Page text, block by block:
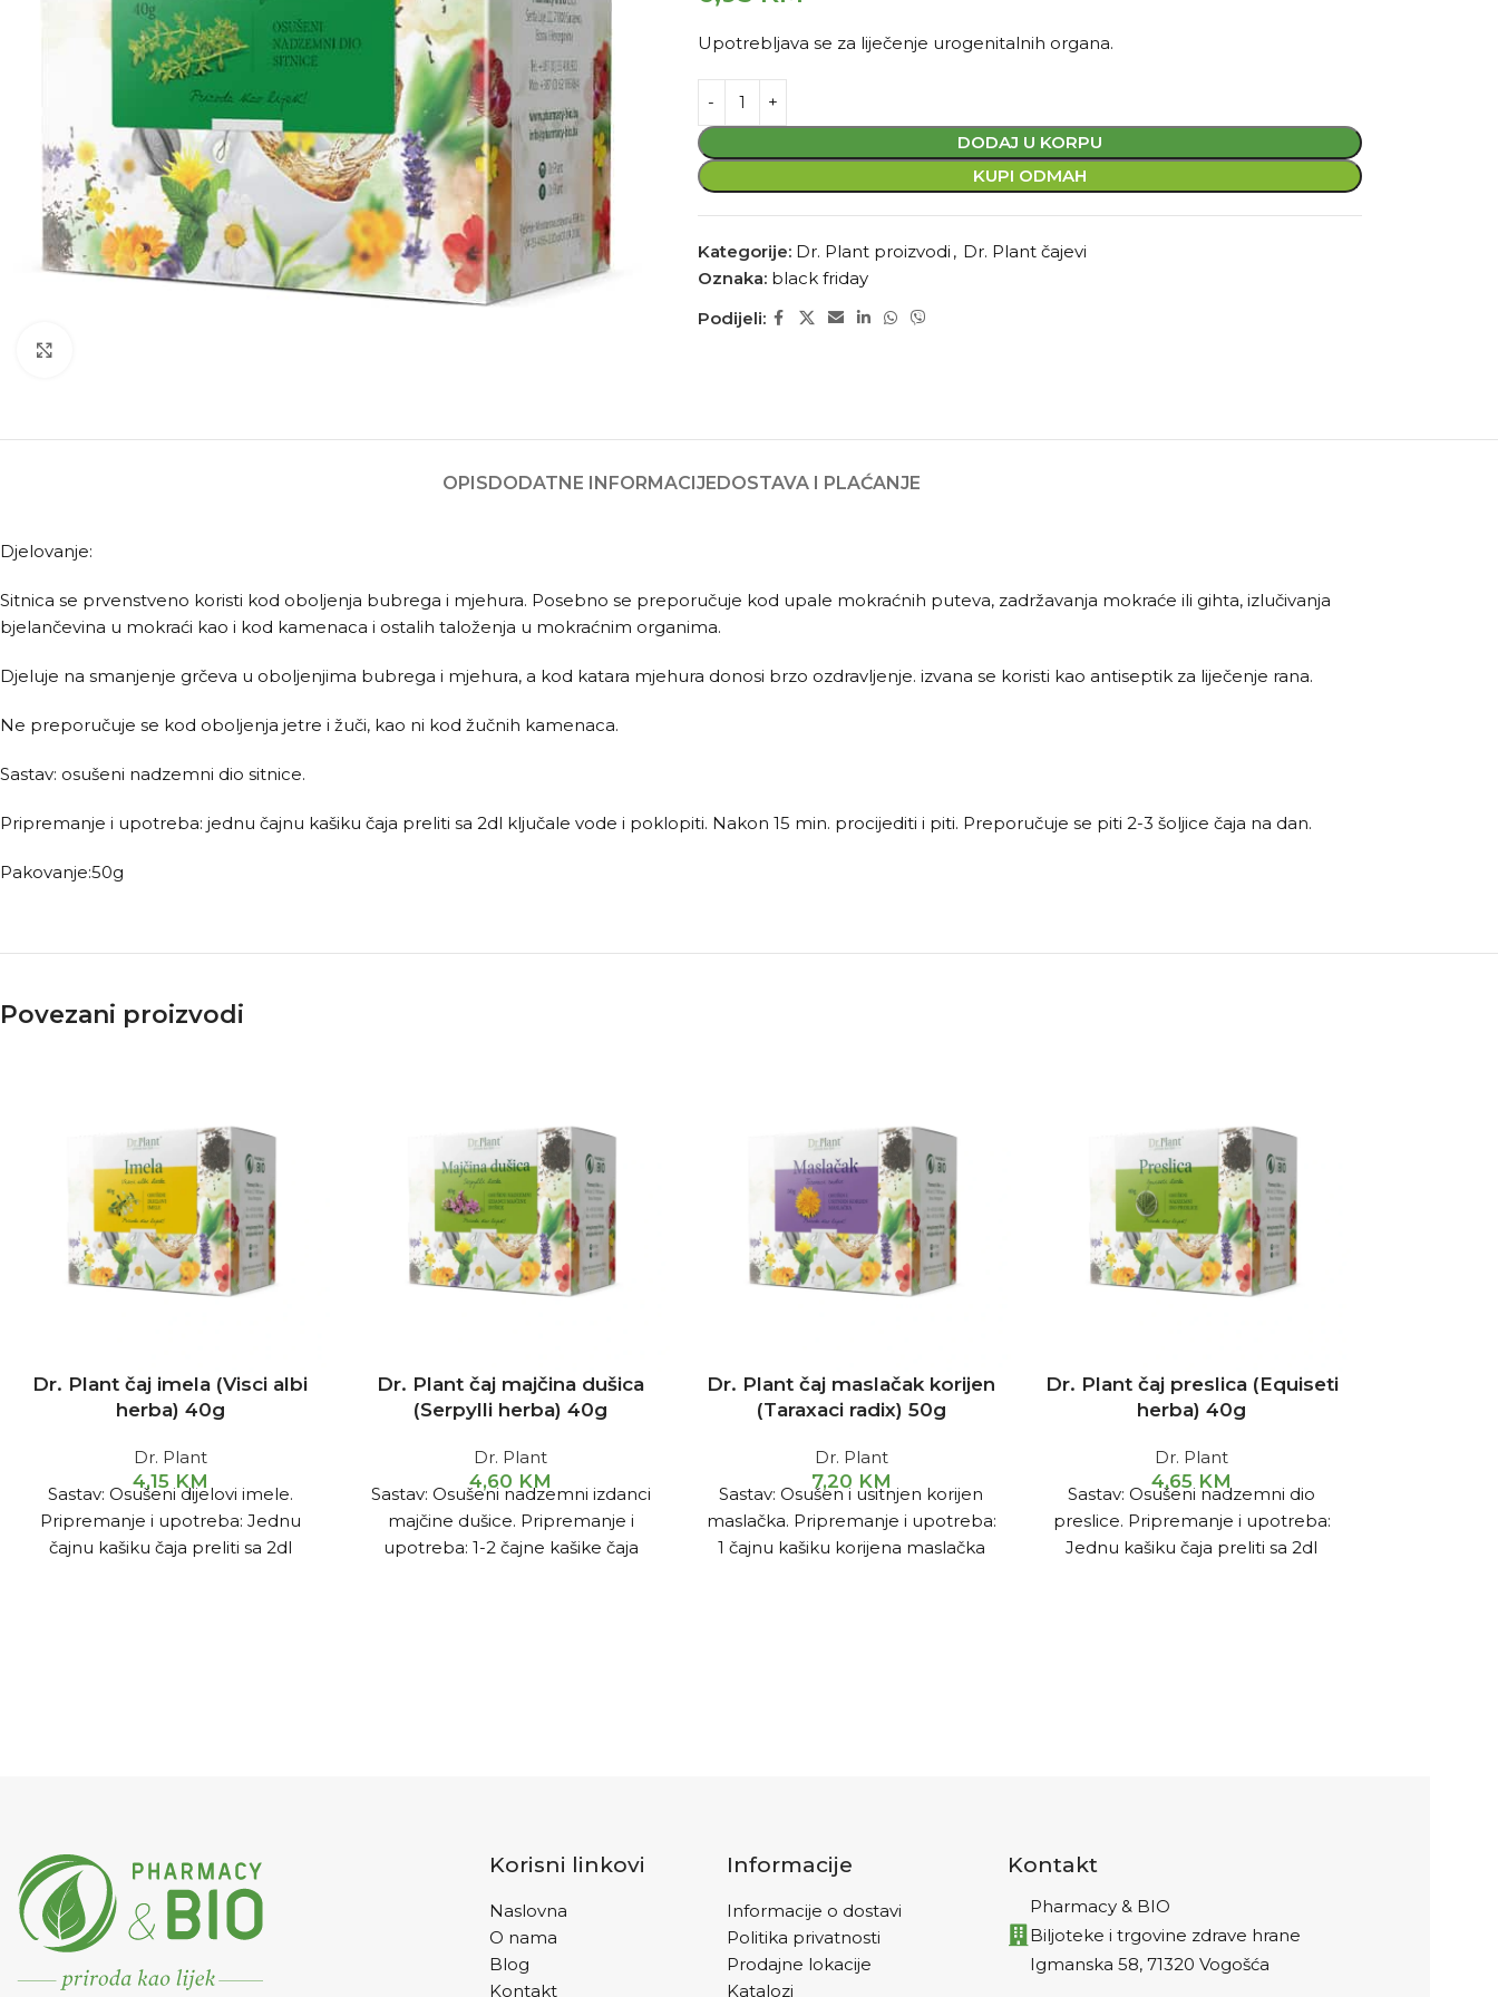
Upotrebljava se za liječenje urogenitalnih organa.
DODAJ U KORPU
KUPI ODMAH
Kategorije: Dr. Plant proizvodi , Dr. Plant čajevi
Oznaka: black friday
Podijeli:
OPISDODATNE INFORMACIJEDOSTAVA I PLAĆANJE
Djelovanje:
Sitnica se prvenstveno koristi kod oboljenja bubrega i mjehura. Posebno se preporučuje kod upale mokraćnih puteva, zadržavanja mokraće ili gihta, izlučivanja
bjelančevina u mokraći kao i kod kamenaca i ostalih taloženja u mokraćnim organima.
Djeluje na smanjenje grčeva u oboljenjima bubrega i mjehura, a kod katara mjehura donosi brzo ozdravljenje. izvana se koristi kao antiseptik za liječenje rana.
Ne preporučuje se kod oboljenja jetre i žuči, kao ni kod žučnih kamenaca.
Sastav: osušeni nadzemni dio sitnice.
Pripremanje i upotreba: jednu čajnu kašiku čaja preliti sa 2dl ključale vode i poklopiti. Nakon 15 min. procijediti i piti. Preporučuje se piti 2-3 šoljice čaja na dan.
Pakovanje:50g
Povezani proizvodi
Dr. Plant čaj imela (Visci albi
herba) 40g
Dr. Plant
4,15 KM
Sastav: Osušeni dijelovi imele.
Pripremanje i upotreba: Jednu
čajnu kašiku čaja preliti sa 2dl
Dr. Plant čaj majčina dušica
(Serpylli herba) 40g
Dr. Plant
4,60 KM
Sastav: Osušeni nadzemni izdanci
majčine dušice. Pripremanje i
upotreba: 1-2 čajne kašike čaja
Dr. Plant čaj maslačak korijen
(Taraxaci radix) 50g
Dr. Plant
7,20 KM
Sastav: Osušen i usitnjen korijen
maslačka. Pripremanje i upotreba:
1 čajnu kašiku korijena maslačka
Dr. Plant čaj preslica (Equiseti
herba) 40g
Dr. Plant
4,65 KM
Sastav: Osušeni nadzemni dio
preslice. Pripremanje i upotreba:
Jednu kašiku čaja preliti sa 2dl
Korisni linkovi
Naslovna
O nama
Blog
Kontakt
Informacije
Informacije o dostavi
Politika privatnosti
Prodajne lokacije
Katalozi
Kontakt
Pharmacy & BIO
Biljoteke i trgovine zdrave hrane
Igmanska 58, 71320 Vogošća